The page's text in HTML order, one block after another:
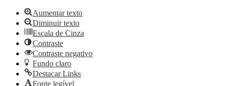
Aumentar texto
Diminuir texto
Escala de Cinza
Contraste
Contraste negativo
Fundo claro
Destacar Links
Fonte legível